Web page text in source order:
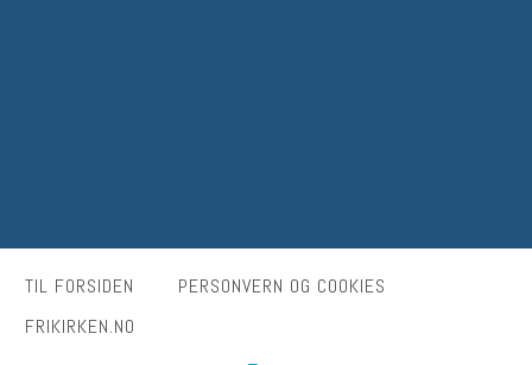
TIL FORSIDEN
PERSONVERN OG COOKIES
FRIKIRKEN.NO